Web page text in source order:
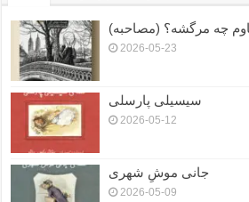
چه مرگشه؟ (مصاحبه)
2026-05-23
سیسیلی پارسلی
2026-05-12
جانی موشِ شهری
2026-05-09